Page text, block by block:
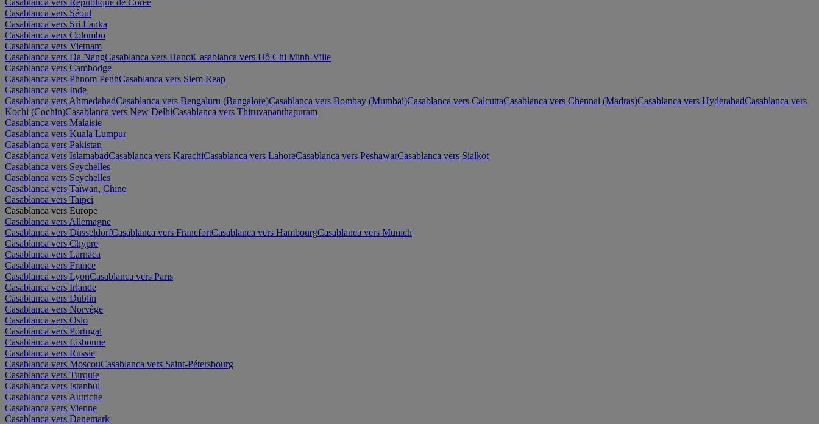
Casablanca vers Séoul
Casablanca vers Sri Lanka
Casablanca vers Colombo
Casablanca vers Vietnam
Casablanca vers Da NangCasablanca vers HanoïCasablanca vers Hô Chi Minh-Ville
Casablanca vers Cambodge
Casablanca vers Phnom PenhCasablanca vers Siem Reap
Casablanca vers Inde
Casablanca vers AhmedabadCasablanca vers Bengaluru (Bangalore)Casablanca vers Bombay (Mumbai)Casablanca vers CalcuttaCasablanca vers Chennai (Madras)Casablanca vers HyderabadCasablanca vers
Kochi (Cochin)Casablanca vers New DelhiCasablanca vers Thiruvananthapuram
Casablanca vers Malaisie
Casablanca vers Kuala Lumpur
Casablanca vers Pakistan
Casablanca vers IslamabadCasablanca vers KarachiCasablanca vers LahoreCasablanca vers PeshawarCasablanca vers Sialkot
Casablanca vers Seychelles
Casablanca vers Seychelles
Casablanca vers Taïwan, Chine
Casablanca vers Taipei
Casablanca vers Europe
Casablanca vers Allemagne
Casablanca vers DüsseldorfCasablanca vers FrancfortCasablanca vers HambourgCasablanca vers Munich
Casablanca vers Chypre
Casablanca vers Larnaca
Casablanca vers France
Casablanca vers LyonCasablanca vers Paris
Casablanca vers Irlande
Casablanca vers Dublin
Casablanca vers Norvège
Casablanca vers Oslo
Casablanca vers Portugal
Casablanca vers Lisbonne
Casablanca vers Russie
Casablanca vers MoscouCasablanca vers Saint-Pétersbourg
Casablanca vers Turquie
Casablanca vers Istanbul
Casablanca vers Autriche
Casablanca vers Vienne
Casablanca vers Danemark